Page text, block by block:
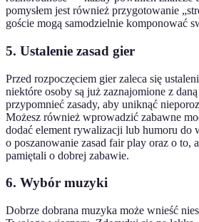
pomysłem jest również przygotowanie
goście mogą samodzielnie komponować
5. Ustalenie zasad gier
Przed rozpoczęciem gier zaleca się
niektóre osoby są już zaznajomione z
przypomnieć zasady, aby uniknąć
Możesz również wprowadzić zabawne
dodać element rywalizacji lub humoru do
o poszanowanie zasad fair play oraz o to,
pamiętali o dobrej zabawie.
6. Wybór muzyki
Dobrze dobrana muzyka może wnieść